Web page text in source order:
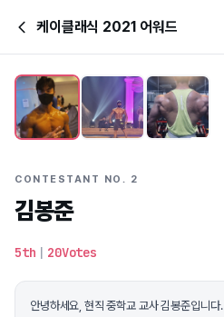
케이클래식 2021 어워드
CONTESTANT NO. 2
김봉준
5th | 20Votes
안녕하세요, 현직 중학교 교사 김봉준입니다.